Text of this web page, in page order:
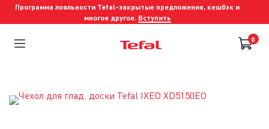
Программа лояльности Tefal-закрытые предложения, кешбэк и
многое другое. Вступить
0